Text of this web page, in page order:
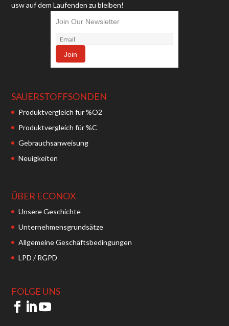
usw auf dem Laufenden zu bleiben!
Join Our Newsletter
SAUERSTOFFSONDEN
Produktvergleich für %O2
Produktvergleich für %C
Gebrauchsanweisung
Neuigkeiten
ÜBER ECONOX
Unsere Geschichte
Unternehmensgrundsätze
Allgemeine Geschäftsbedingungen
LPD / RGPD
FOLGE UNS